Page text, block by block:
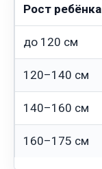
Рост ребёнка
до 120 см
120–140 см
140–160 см
160–175 см